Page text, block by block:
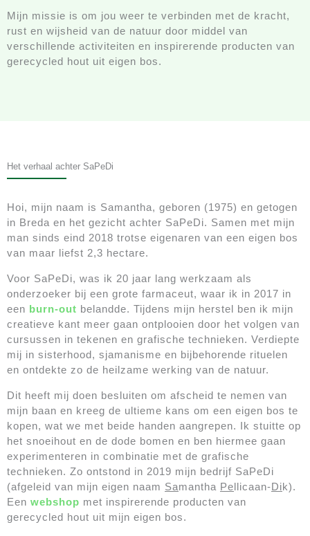
Mijn missie is om jou weer te verbinden met de kracht,
rust en wijsheid van de natuur door middel van
verschillende activiteiten en inspirerende producten van
gerecycled hout uit eigen bos.
Het verhaal achter SaPeDi
Hoi, mijn naam is Samantha, geboren (1975) en getogen
in Breda en het gezicht achter SaPeDi. Samen met mijn
man sinds eind 2018 trotse eigenaren van een eigen bos
van maar liefst 2,3 hectare.
Voor SaPeDi, was ik 20 jaar lang werkzaam als
onderzoeker bij een grote farmaceut, waar ik in 2017 in
een burn-out belandde. Tijdens mijn herstel ben ik mijn
creatieve kant meer gaan ontplooien door het volgen van
cursussen in tekenen en grafische technieken. Verdiepte
mij in sisterhood, sjamanisme en bijbehorende rituelen
en ontdekte zo de heilzame werking van de natuur.
Dit heeft mij doen besluiten om afscheid te nemen van
mijn baan en kreeg de ultieme kans om een eigen bos te
kopen, wat we met beide handen aangrepen. Ik stuitte op
het snoeihout en de dode bomen en ben hiermee gaan
experimenteren in combinatie met de grafische
technieken. Zo ontstond in 2019 mijn bedrijf SaPeDi
(afgeleid van mijn eigen naam Samantha Pellicaan-Dik).
Een webshop met inspirerende producten van
gerecycled hout uit mijn eigen bos.